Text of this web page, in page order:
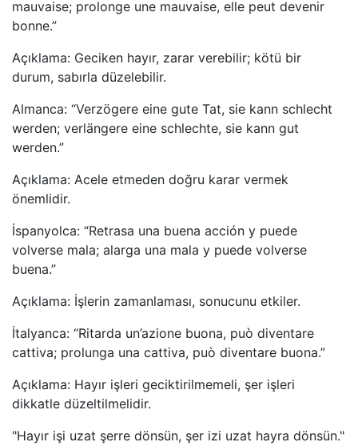
mauvaise; prolonge une mauvaise, elle peut devenir
bonne.”
Açıklama: Geciken hayır, zarar verebilir; kötü bir
durum, sabırla düzelebilir.
Almanca: “Verzögere eine gute Tat, sie kann schlecht
werden; verlängere eine schlechte, sie kann gut
werden.”
Açıklama: Acele etmeden doğru karar vermek
önemlidir.
İspanyolca: “Retrasa una buena acción y puede
volverse mala; alarga una mala y puede volverse
buena.”
Açıklama: İşlerin zamanlaması, sonucunu etkiler.
İtalyanca: “Ritarda un’azione buona, può diventare
cattiva; prolunga una cattiva, può diventare buona.”
Açıklama: Hayır işleri geciktirilmemeli, şer işleri
dikkatle düzeltilmelidir.
"Hayır işi uzat şerre dönsün, şer izi uzat hayra dönsün."